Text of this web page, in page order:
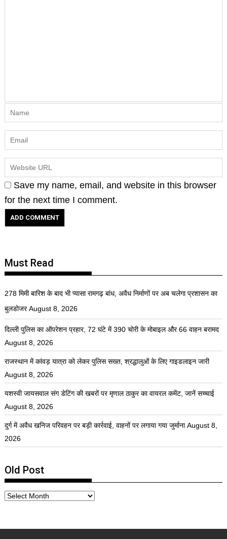
Save my name, email, and website in this browser
for the next time I comment.
Must Read
278 मिमी बारिश के बाद भी प्यासा रामगढ़ बांध, अवैध निर्माणों पर अब चलेगा प्रशासन का
बुलडोजर August 8, 2026
दिल्ली पुलिस का ऑपरेशन प्रहार, 72 घंटे में 390 चोरी के मोबाइल और 66 वाहन बरामद
August 8, 2026
राजस्थान में कांवड़ यात्रा को लेकर पुलिस सख्त, श्रद्धालुओं के लिए गाइडलाइन जारी
August 8, 2026
यशस्वी जायसवाल संग डेटिंग की खबरों पर मृणाल ठाकुर का वायरल कमेंट, जानें सच्चाई
August 8, 2026
दुर्ग में अवैध खनिज परिवहन पर बड़ी कार्रवाई, वाहनों पर लगाया गया जुर्माना August 8,
2026
Old Post